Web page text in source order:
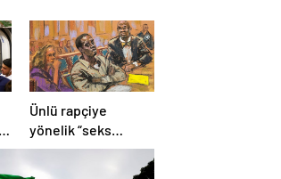
Ünlü rapçiye
yönelik “seks
ticareti” davası
başladı